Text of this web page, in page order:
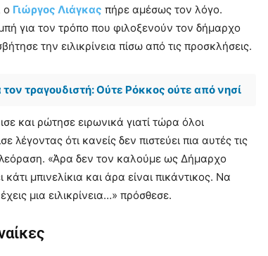
ο Γιώργος Λιάγκας πήρε αμέσως τον λόγο.
για τον τρόπο που φιλοξενούν τον δήμαρχο
την ειλικρίνεια πίσω από τις προσκλήσεις.
τον τραγουδιστή: Ούτε Ρόκκος ούτε από νησί
και ρώτησε ειρωνικά γιατί τώρα όλοι
ότι κανείς δεν πιστεύει πια αυτές τις
«Άρα δεν τον καλούμε ως Δήμαρχο
μπινελίκια και άρα είναι πικάντικος. Να
μια ειλικρίνεια…» πρόσθεσε.